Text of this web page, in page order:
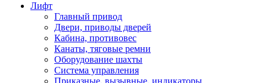
Лифт
Главный привод
Двери, приводы дверей
Кабина, противовес
Канаты, тяговые ремни
Оборудование шахты
Система управления
Приказные, вызывные, индикаторы